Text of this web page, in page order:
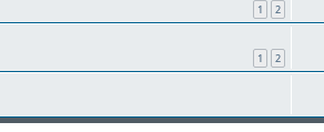
1 2
1 2